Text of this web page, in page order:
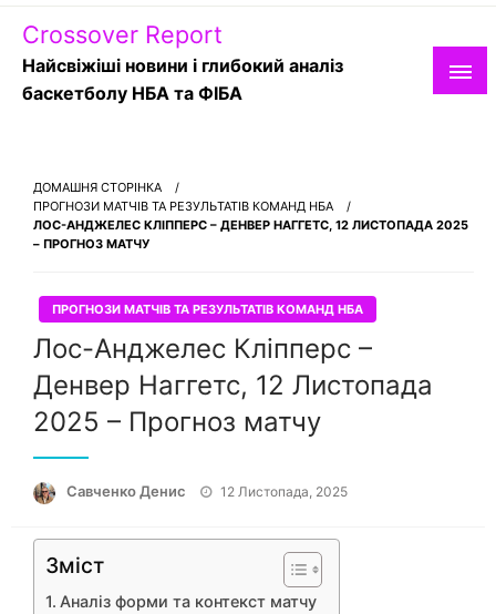
Skip
content
Crossover Report
Найсвіжіші новини і глибокий аналіз
баскетболу НБА та ФІБА
ДОМАШНЯ СТОРІНКА
ПРОГНОЗИ МАТЧІВ ТА РЕЗУЛЬТАТІВ КОМАНД НБА
ЛОС-АНДЖЕЛЕС КЛІППЕРС – ДЕНВЕР НАГГЕТС, 12 ЛИСТОПАДА 2025
– ПРОГНОЗ МАТЧУ
ПРОГНОЗИ МАТЧІВ ТА РЕЗУЛЬТАТІВ КОМАНД НБА
Лос-Анджелес Кліпперс –
Денвер Наггетс, 12 Листопада
2025 – Прогноз матчу
Савченко Денис Опубліковано
12 Листопада, 2025
Зміст
Аналіз форми та контекст матчу